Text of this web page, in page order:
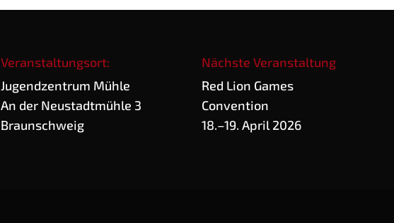
Veranstaltungsort:
Jugend­zen­trum Mühle
An der Neu­stadt­müh­le 3
Braunschweig
Nächste Veranstaltung
Red Lion Games
Convention
18.–19. April 2026